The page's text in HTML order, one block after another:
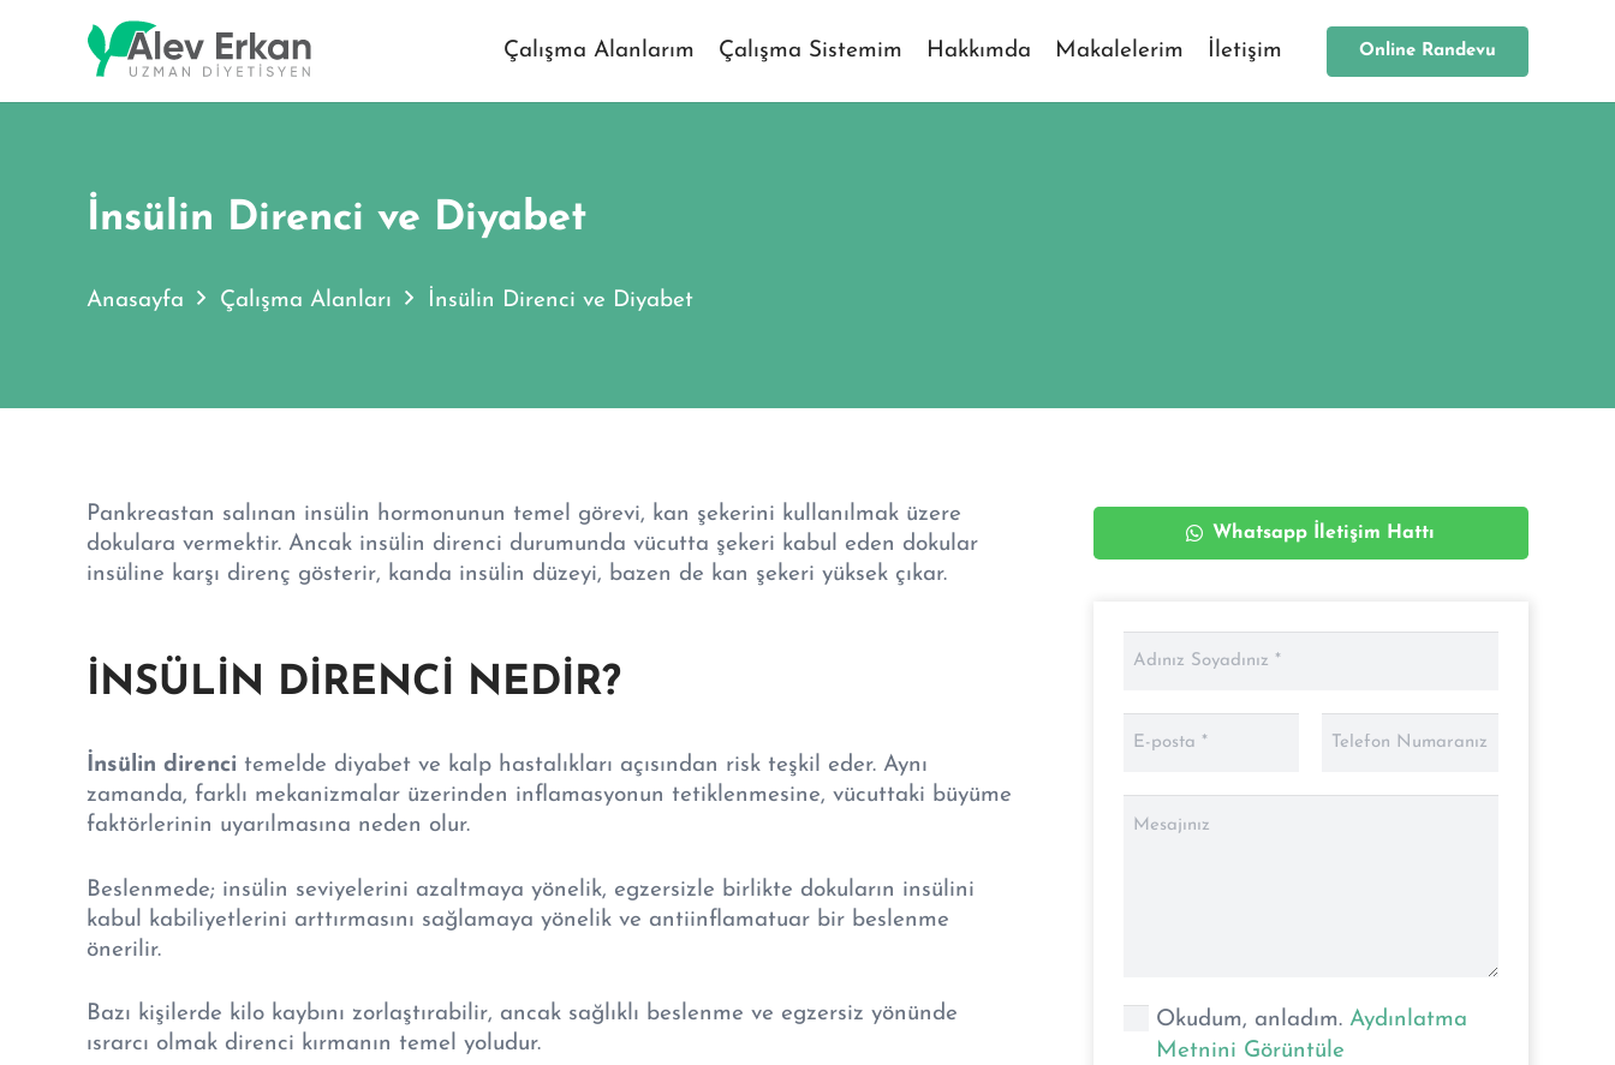
Çalışma Alanlarım Çalışma Sistemim Hakkımda Makalelerim İletişim Online Randevu
İnsülin Direnci ve Diyabet
Anasayfa Çalışma Alanları İnsülin Direnci ve Diyabet
Pankreastan salınan insülin hormonunun temel görevi, kan şekerini kullanılmak üzere
dokulara vermektir. Ancak insülin direnci durumunda vücutta şekeri kabul eden dokular
insüline karşı direnç gösterir, kanda insülin düzeyi, bazen de kan şekeri yüksek çıkar.
İNSÜLİN DİRENCİ NEDİR?
İnsülin direnci temelde diyabet ve kalp hastalıkları açısından risk teşkil eder. Aynı
zamanda, farklı mekanizmalar üzerinden inflamasyonun tetiklenmesine, vücuttaki büyüme
faktörlerinin uyarılmasına neden olur.
Beslenmede; insülin seviyelerini azaltmaya yönelik, egzersizle birlikte dokuların insülini
kabul kabiliyetlerini arttırmasını sağlamaya yönelik ve antiinflamatuar bir beslenme
önerilir.
Bazı kişilerde kilo kaybını zorlaştırabilir, ancak sağlıklı beslenme ve egzersiz yönünde
ısrarcı olmak direnci kırmanın temel yoludur.
Whatsapp İletişim Hattı
Okudum, anladım.Aydınlatma
Metnini Görüntüle